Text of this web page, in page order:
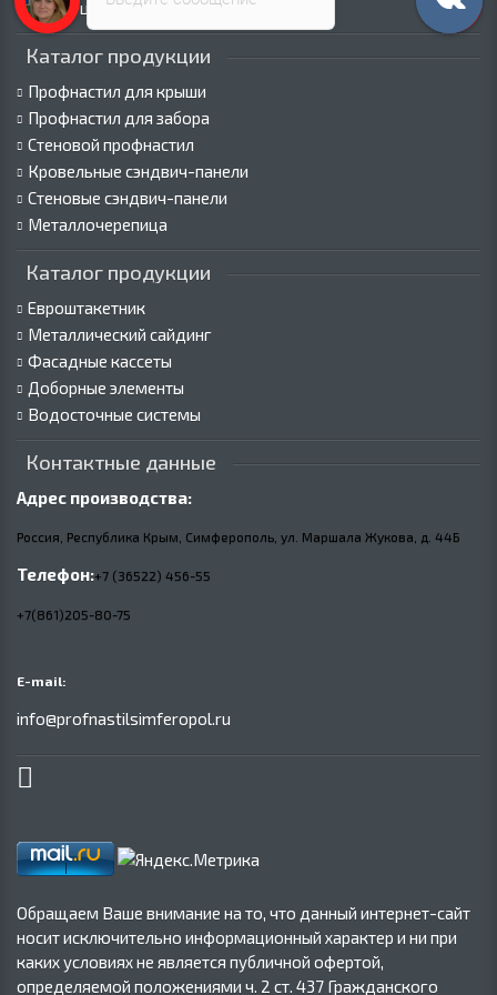
Пресс-центр
Каталог продукции
Профнастил для крыши
Профнастил для забора
Стеновой профнастил
Кровельные сэндвич-панели
Стеновые сэндвич-панели
Металлочерепица
Каталог продукции
Евроштакетник
Металлический сайдинг
Фасадные кассеты
Доборные элементы
Водосточные системы
Контактные данные
Адрес производства:
Россия, Республика Крым, Симферополь, ул. Маршала Жукова, д. 44Б
Телефон:+7 (36522) 456-55
+7(861)205-80-75
E-mail:
info@profnastilsimferopol.ru
Обращаем Ваше внимание на то, что данный интернет-сайт
носит исключительно информационный характер и ни при
каких условиях не является публичной офертой,
определяемой положениями ч. 2 ст. 437 Гражданского